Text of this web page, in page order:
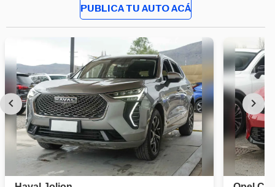
PUBLICA TU AUTO ACÁ